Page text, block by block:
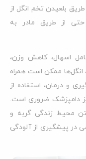
بلعیدن تخم انگل از
حتی از طریق مادر به
اسهال، کاهش وزن،
ممکن است همراه
و درمان، استفاده از
دامپزشک ضروری است.
محیط زندگی گربه و
در پیشگیری از آلودگی